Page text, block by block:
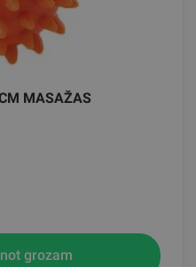
MASAŽAS
grozam